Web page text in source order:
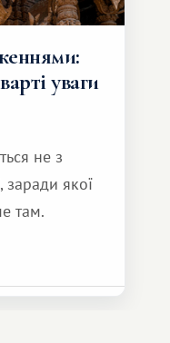
уваги
не з
заради якої
там.